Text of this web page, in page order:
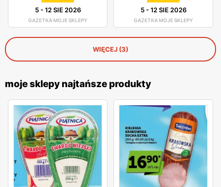
5-12 SIE 2026
GAZETKA MOJE SKLEPY
5-12 SIE 2026
GAZETKA MOJE SKLEPY
WIĘCEJ (3)
moje sklepy najtańsze produkty